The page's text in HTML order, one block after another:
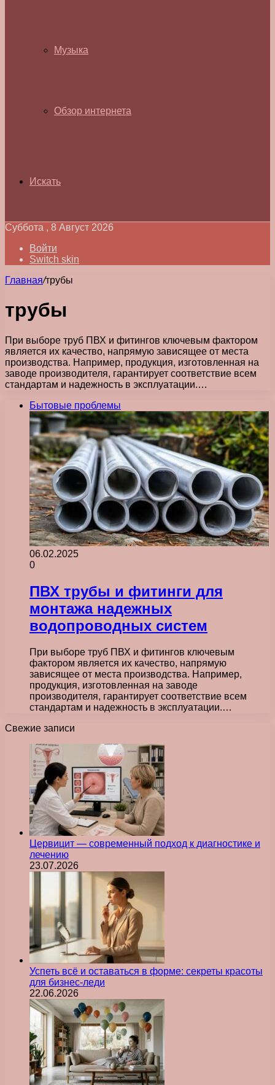
Музыка
Обзор интернета
Искать
Суббота , 8 Август 2026
Войти
Switch skin
Главная/трубы
трубы
При выборе труб ПВХ и фитингов ключевым фактором
является их качество, напрямую зависящее от места
производства. Например, продукция, изготовленная на
заводе производителя, гарантирует соответствие всем
стандартам и надежность в эксплуатации.…
Бытовые проблемы
06.02.2025
0
ПВХ трубы и фитинги для
монтажа надежных
водопроводных систем
При выборе труб ПВХ и фитингов ключевым
фактором является их качество, напрямую
зависящее от места производства. Например,
продукция, изготовленная на заводе
производителя, гарантирует соответствие всем
стандартам и надежность в эксплуатации.…
Свежие записи
Цервицит — современный подход к диагностике и
лечению
23.07.2026
Успеть всё и оставаться в форме: секреты красоты
для бизнес-леди
22.06.2026